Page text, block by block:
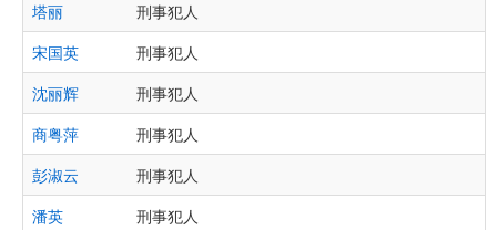
塔丽
刑事犯人
宋国英
刑事犯人
沈丽辉
刑事犯人
商粤萍
刑事犯人
彭淑云
刑事犯人
潘英
刑事犯人